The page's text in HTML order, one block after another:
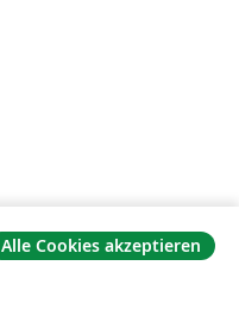
Alle Cookies akzeptieren